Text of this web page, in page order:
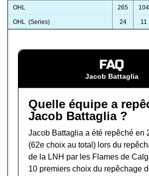
OHL 265 104
OHL (Series) 24 11
FAQ
Jacob Battaglia
Quelle équipe a
Jacob Battaglia ?
Jacob Battaglia a été repêché en
(62e choix au total) lors du
de la LNH par les Flames de
10 premiers choix du repêchage